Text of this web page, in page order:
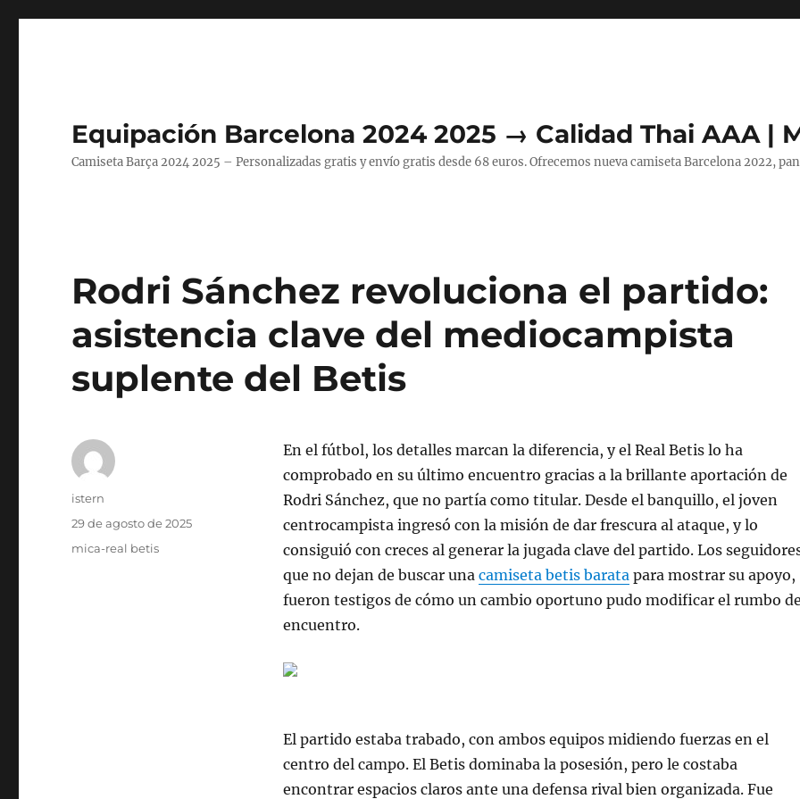
Equipación Barcelona 2024 2025 → Calidad Thai AAA |
Camiseta Barça 2024 2025 – Personalizadas gratis y envío gratis desde 68 euros. Ofrecemos nueva camiseta Barcelona 2022,
Rodri Sánchez revoluciona el partido:
asistencia clave del mediocampista
suplente del Betis
En el fútbol, los detalles marcan la diferencia, y el Real Betis lo ha
comprobado en su último encuentro gracias a la brillante aportación de
Rodri Sánchez, que no partía como titular. Desde el banquillo, el joven
centrocampista ingresó con la misión de dar frescura al ataque, y lo
consiguió con creces al generar la jugada clave del partido. Los
que no dejan de buscar una camiseta betis baratapara mostrar su apoyo,
fueron testigos de cómo un cambio oportuno pudo modificar el rumbo
encuentro.
El partido estaba trabado, con ambos equipos midiendo fuerzas en el
centro del campo. El Betis dominaba la posesión, pero le costaba
encontrar espacios claros ante una defensa rival bien organizada. Fue
Autor
istern
Publicado
29 de agosto de 2025
Categorías
mica-real betis